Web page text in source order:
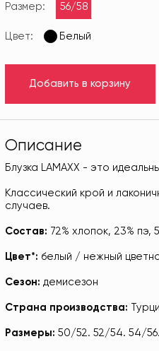
Размер: 56/58
Цвет: Белый
Добавить в корзину
Описание
Блузка LAMAXX - это
Классический крой и
случаев.
Состав: 72% хлопок, 23% пэ,
Цвет*: белый / нежный
Сезон: демисезон
Страна производства:
Размеры: 50/52. 52/54. 54/